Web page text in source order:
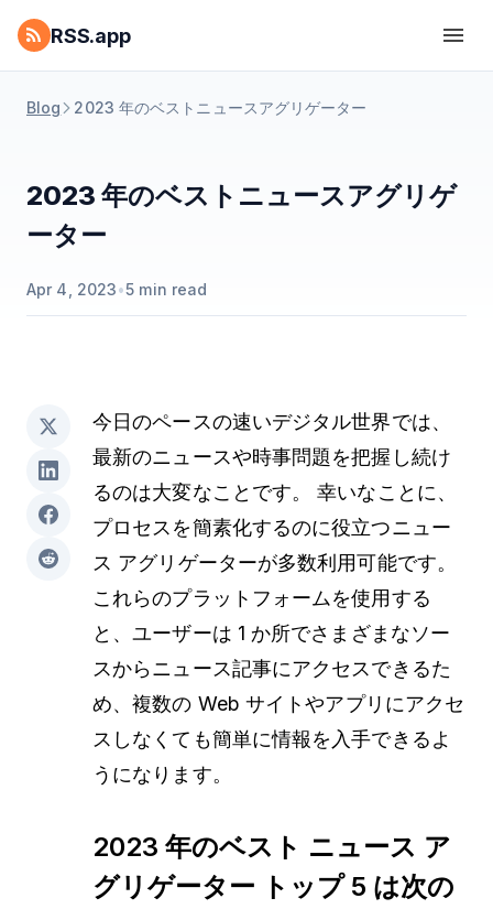
RSS.app
Blog 2023 年のベストニュースアグリゲーター
2023 年のベストニュースアグリゲ
ーター
Apr 4, 2023•5 min read
今日のペースの速いデジタル世界では、
最新のニュースや時事問題を把握し続け
るのは大変なことです。 幸いなことに、
プロセスを簡素化するのに役立つニュー
ス アグリゲーターが多数利用可能です。
これらのプラットフォームを使用する
と、ユーザーは 1 か所でさまざまなソー
スからニュース記事にアクセスできるた
め、複数の Web サイトやアプリにアクセ
スしなくても簡単に情報を入手できるよ
うになります。
2023 年のベスト ニュース ア
グリゲーター トップ 5 は次の